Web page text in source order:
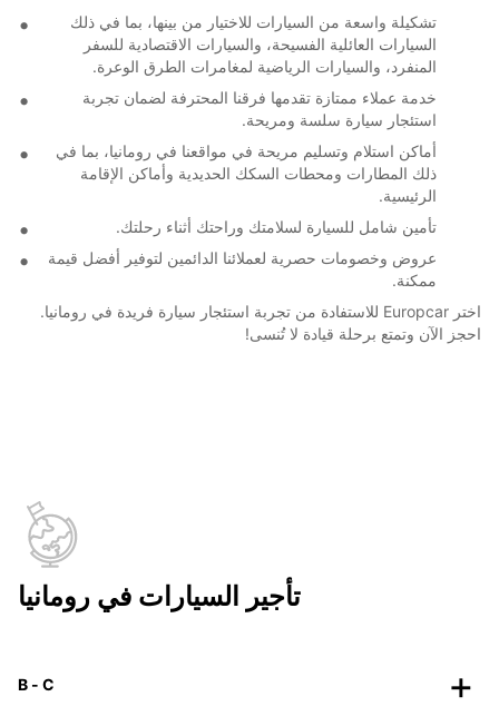
تشكيلة واسعة من السيارات للاختيار من بينها، بما في ذلك
السيارات العائلية الفسيحة، والسيارات الاقتصادية للسفر
المنفرد، والسيارات الرياضية لمغامرات الطرق الوعرة.
خدمة عملاء ممتازة تقدمها فرقنا المحترفة لضمان تجربة
استئجار سيارة سلسة ومريحة.
أماكن استلام وتسليم مريحة في مواقعنا في رومانيا، بما في
ذلك المطارات ومحطات السكك الحديدية وأماكن الإقامة
الرئيسية.
تأمين شامل للسيارة لسلامتك وراحتك أثناء رحلتك.
عروض وخصومات حصرية لعملائنا الدائمين لتوفير أفضل قيمة
ممكنة.
اختر Europcar للاستفادة من تجربة استئجار سيارة فريدة في رومانيا.
احجز الآن وتمتع برحلة قيادة لا تُنسى!
تأجير السيارات في رومانيا
B - C